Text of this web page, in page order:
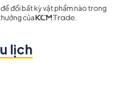
đổi bất kỳ vật phẩm nào trong
của
lịch